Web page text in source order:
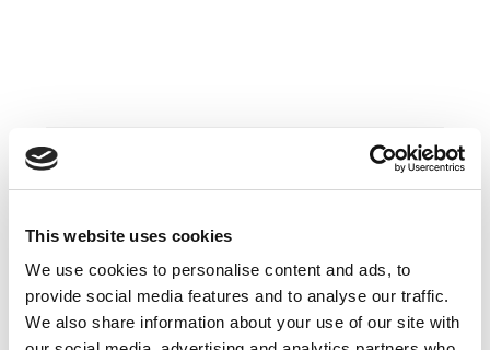
This website uses cookies
We use cookies to personalise content and ads, to
provide social media features and to analyse our traffic.
We also share information about your use of our site with
Praktyczny
Twoja aplikacja jest w centrum uwagi.
Pokażemy Ci odpowiednie rozwiązania.